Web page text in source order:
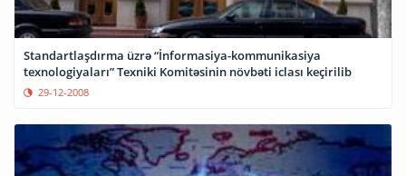
Standartlaşdırma üzrə “İnformasiya-kommunikasiya
texnologiyaları” Texniki Komitəsinin növbəti iclası keçirilib
29-12-2008